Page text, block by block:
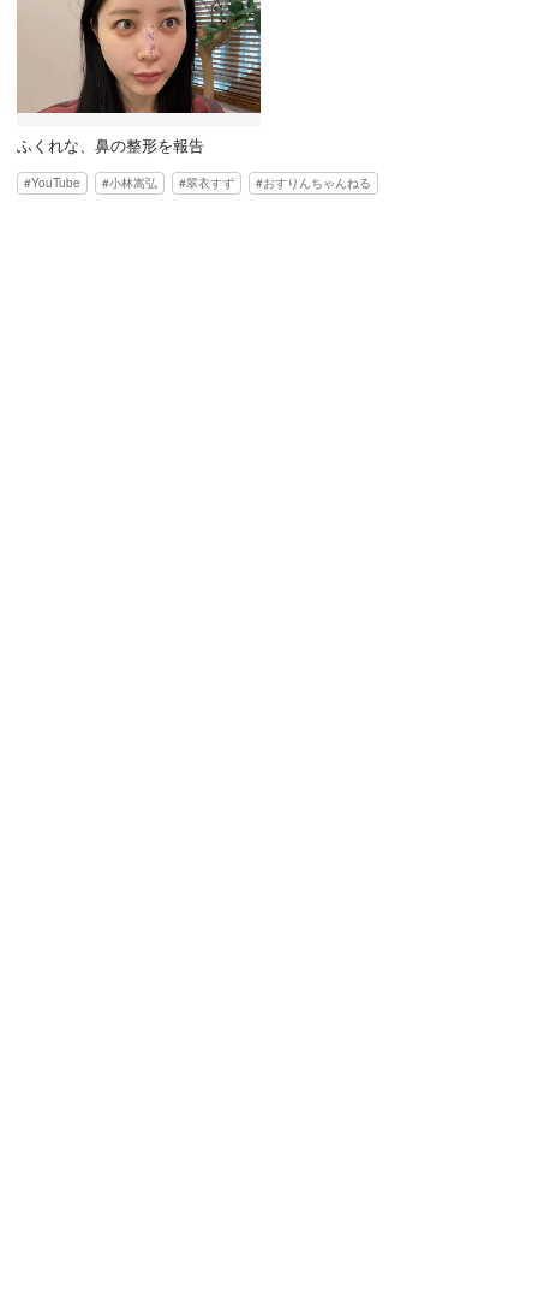
ふくれな、鼻の整形を報告
YouTube 小林嵩弘 翠衣すず おすりんちゃんねる